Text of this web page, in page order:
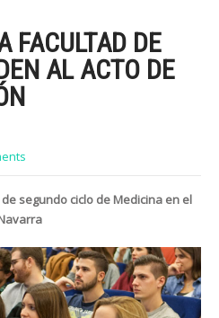
FACULTAD DE
AL ACTO DE
segundo ciclo de Medicina en el